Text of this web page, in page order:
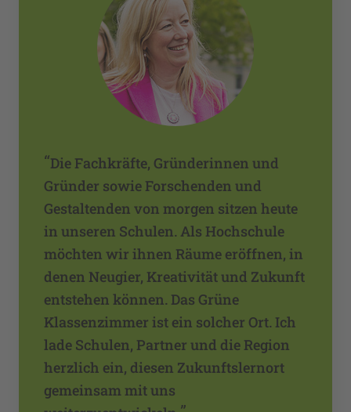
“Die Fachkräfte, Gründerinnen und
Gründer sowie Forschenden und
Gestaltenden von morgen sitzen heute
in unseren Schulen. Als Hochschule
möchten wir ihnen Räume eröffnen, in
denen Neugier, Kreativität und Zukunft
entstehen können. Das Grüne
Klassenzimmer ist ein solcher Ort. Ich
lade Schulen, Partner und die Region
herzlich ein, diesen Zukunftslernort
gemeinsam mit uns